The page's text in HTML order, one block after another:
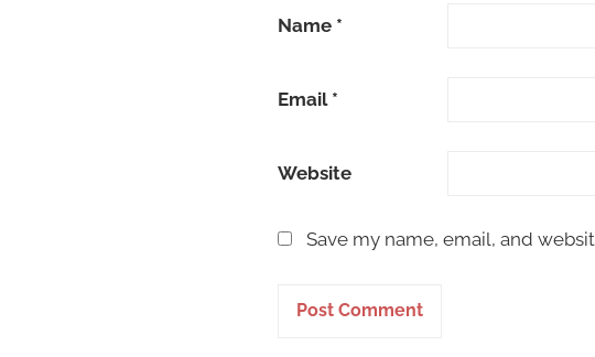
Name *
Email *
Website
Save my name, email, and